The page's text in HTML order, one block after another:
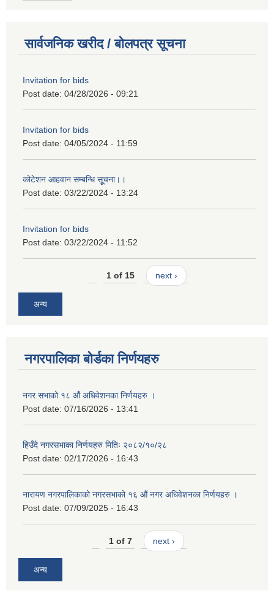
सार्वजनिक खरीद / बोलपत्र सूचना
Invitation for bids
Post date: 04/28/2026 - 09:21
Invitation for bids
Post date: 04/05/2024 - 11:59
कोटेशन आहवान सम्बन्धि सूूचना।।
Post date: 03/22/2024 - 13:24
Invitation for bids
Post date: 03/22/2024 - 11:52
1 of 15 next ›
अन्य
नगरपालिका बोर्डका निर्णयहरु
नगर सभाको १८ औं अधिवेशनका निर्णयहरु ।
Post date: 07/16/2026 - 13:41
हिउँदे नगरसभाका निर्णयहरु मितिः २०८२/१०/२८
Post date: 02/17/2026 - 16:43
नारायण नगरपालिकाको नगरसभाको १६ औं नगर अधिवेशनका निर्णयहरु ।
Post date: 07/09/2025 - 16:43
1 of 7 next ›
अन्य